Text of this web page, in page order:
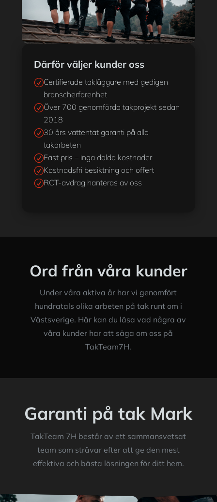
Därför väljer kunder oss
RCertifierade takläggare med gedigen
branscherfarenhet
RÖver 700 genomförda takprojekt sedan
2018
R30 års vattentät garanti på alla
takarbeten
RFast pris – inga dolda kostnader
RKostnadsfri besiktning och offert
RROT-avdrag hanteras av oss
Ord från våra kunder
Under våra aktiva år har vi genomfört
hundratals olika arbeten på tak runt om i
Västsverige. Här kan du läsa vad några av
våra kunder har att säga om oss på
TakTeam7H.
Garanti på tak Mark
TakTeam 7H består av ett sammansvetsat
team som strävar efter att ge den mest
effektiva och bästa lösningen för ditt hem.